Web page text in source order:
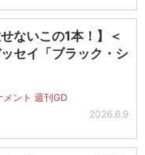
せないこの1本！】＜
セイ「ブラック・シ
ント 週刊GD
2026.6.9